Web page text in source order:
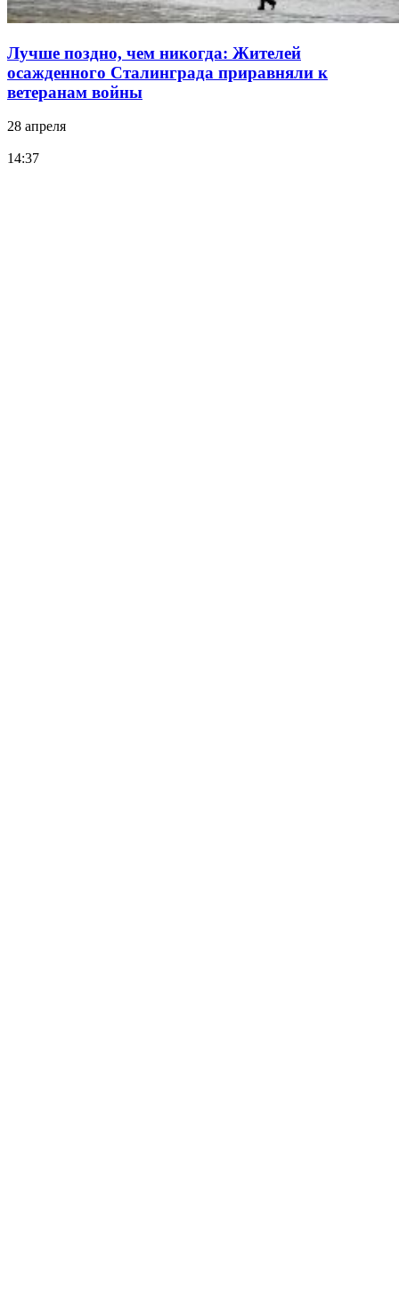
Лучше поздно, чем никогда: Жителей
осажденного Сталинграда приравняли к
ветеранам войны
28 апреля
14:37